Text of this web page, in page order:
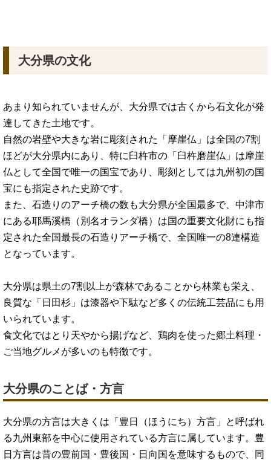
大分県の文化
あまり知られていませんが、大分県では古くから石文化が発
達してきた土地です。
自然の岩壁や大きな岩に彫刻された「摩崖仏」は全国の7割
ほどが大分県内にあり、特に臼杵市の「臼杵磨崖仏」は摩崖
仏として全国で唯一の国宝であり、彫刻としては九州初の国
宝にも指定された史跡です。
また、石造りのアーチ橋の数も大分県が全国最多で、中津市
にある耶馬溪橋（別名オランダ橋）は国の重要文化財にも指
定された全国最長の石造りアーチ橋で、全国唯一の8連構造
となっています。
大分県は県土の7割以上が森林であることから林業も栄え、
良質な「日田杉」は漆器や下駄など多くの伝統工芸品にも用
いられています。
食文化ではとり天やから揚げなど、鶏肉を使った郷土料理・
ご当地グルメが多いのも特徴です。
大分県のことば・方言
大分県の方言は大きくは「豊日（ほうにち）方言」と呼ばれ
る九州東部を中心に使用されている方言に属しています。豊
日方言は昔の豊前国・豊後国・日向国を意味するもので、同